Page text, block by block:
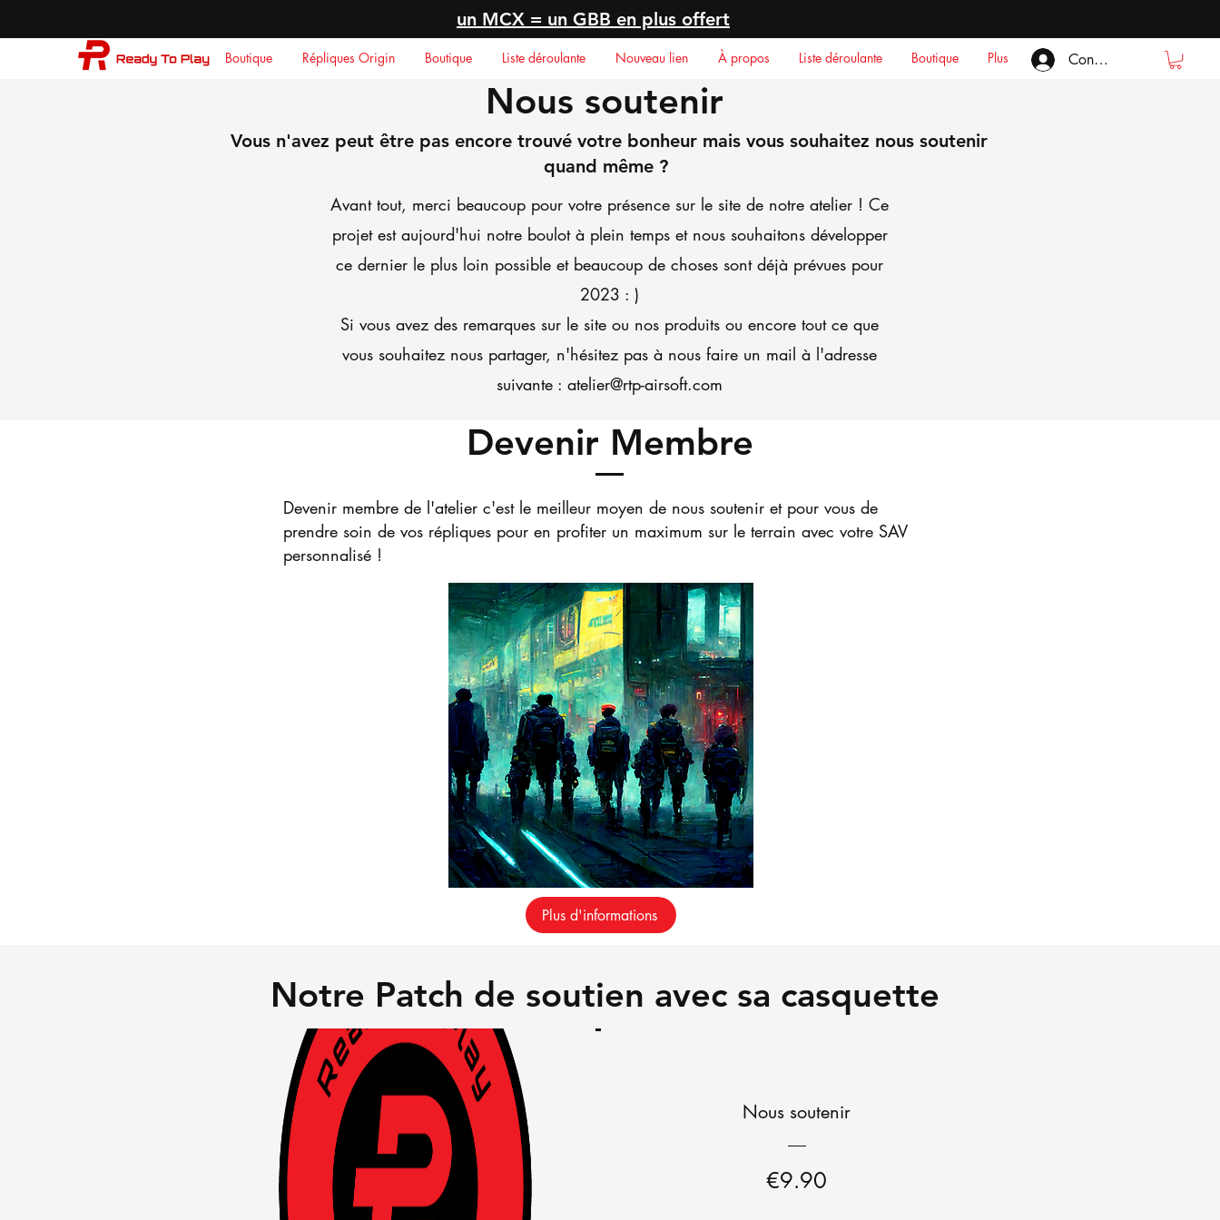
un MCX = un GBB en plus offert
Boutique Répliques Origin Boutique Liste déroulante Nouveau lien À propos Liste déroulante Boutique Plus Connexion
Nous soutenir
Vous n'avez peut être pas encore trouvé votre bonheur mais vous souhaitez nous soutenir
quand même ?
Avant tout, merci beaucoup pour votre présence sur le site de notre atelier ! Ce
projet est aujourd'hui notre boulot à plein temps et nous souhaitons développer
ce dernier le plus loin possible et beaucoup de choses sont déjà prévues pour
2023 : )
Si vous avez des remarques sur le site ou nos produits ou encore tout ce que
vous souhaitez nous partager, n'hésitez pas à nous faire un mail à l'adresse
suivante : atelier@rtp-airsoft.com
Devenir Membre
Devenir membre de l'atelier c'est le meilleur moyen de nous soutenir et pour vous de
prendre soin de vos répliques pour en profiter un maximum sur le terrain avec votre SAV
personnalisé !
Plus d'informations
Notre Patch de soutien avec sa casquette
Nous soutenir
€9.90